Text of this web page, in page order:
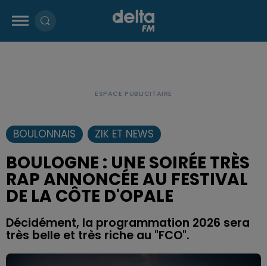
BOULONNAIS ZIK ET NEWS
BOULOGNE : UNE SOIRÉE TRÈS
RAP ANNONCÉE AU FESTIVAL
DE LA CÔTE D'OPALE
Décidément, la programmation 2026 sera
très belle et très riche au "FCO".